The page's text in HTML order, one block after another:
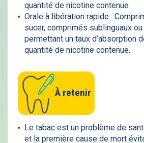
quantité de nicotine contenue
Orale à libération rapide :
sucer, comprimés sublinguaux
permettant un taux d’absorption
quantité de nicotine contenue.
À retenir
Le tabac est un problème de
et la première cause de mort